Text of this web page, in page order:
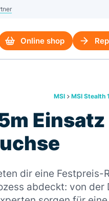
Online shop
MSI MSI Stealth
dir eine Festpreis-
abdeckt: von der